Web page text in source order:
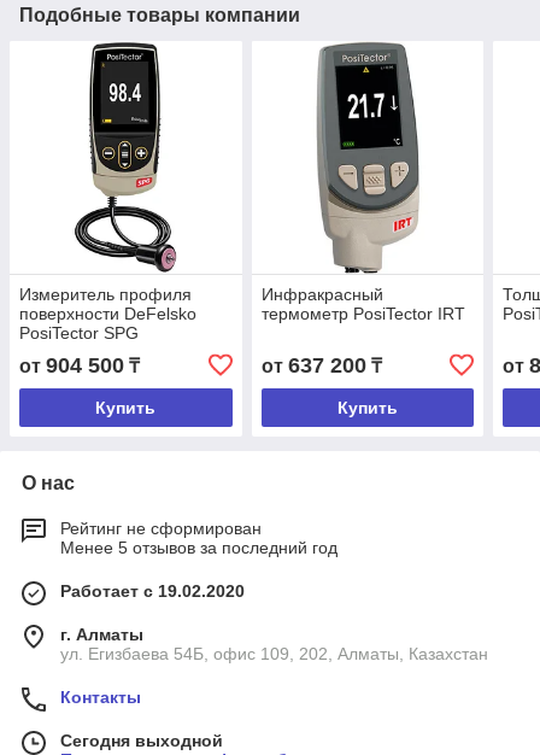
Подобные товары компании
Измеритель профиля
поверхности DeFelsko
PosiTector SPG
от 904 500 ₸
Купить
Инфракрасный
термометр PosiTector IRT
от 637 200₸
Купить
от
О нас
Рейтинг не сформирован
Менее 5 отзывов за последний год
Работает с 19.02.2020
г. Алматы
ул. Егизбаева 54Б, офис 109, 202, Алматы, Казахстан
Контакты
Сегодня выходной